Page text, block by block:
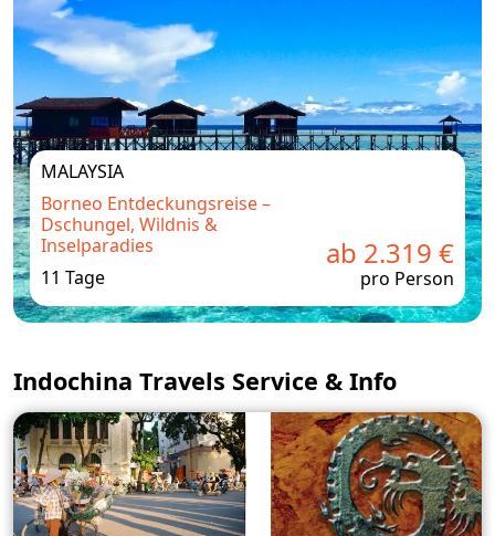
MALAYSIA
Borneo Entdeckungsreise –
Dschungel, Wildnis &
Inselparadies
11 Tage
ab 2.319 €
pro Person
Indochina Travels Service & Info